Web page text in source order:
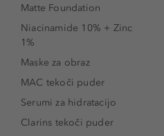
Matte Foundation
Niacinamide 10% + Zinc
1%
Maske za obraz
MAC tekoči puder
Serumi za hidratacijo
Clarins tekoči puder